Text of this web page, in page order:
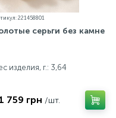
221458801
серьги без камней
изделия, г.: 3,64
759 грн /шт.